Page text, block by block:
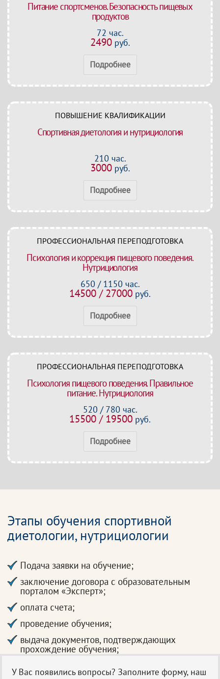
Питание спортсменов. Безопасность пищевых
продуктов
72 час.
2490руб.
Подробнее
ПОВЫШЕНИЕ КВАЛИФИКАЦИИ
Спортивная диетология и нутрициология
210 час.
3000руб.
Подробнее
ПРОФЕССИОНАЛЬНАЯ ПЕРЕПОДГОТОВКА
Психология и коррекция пищевого поведения.
Нутрициология
650 / 1150 час.
14500 / 27000 руб.
Подробнее
ПРОФЕССИОНАЛЬНАЯ ПЕРЕПОДГОТОВКА
Психология пищевого поведения. Правильное
питание. Нутрициология
520 / 780 час.
15500 / 19500 руб.
Подробнее
Этапы обучения спортивной
диетологии, нутрициологии
Подача заявки на обучение;
заключение договора с образовательным
порталом «Эксперт»;
оплата счета;
проведение обучения;
выдача документов, подтверждающих
прохождение обучения;
У Вас появились вопросы? Заполните форму, наш